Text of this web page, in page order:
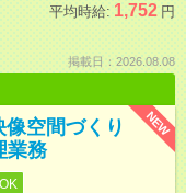
平均時給: 1,752 円
掲載日：2026.08.08
NEW
空間づくり
業務